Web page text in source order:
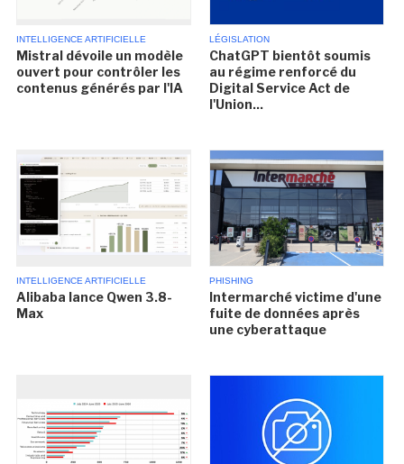
INTELLIGENCE ARTIFICIELLE
Mistral dévoile un modèle
ouvert pour contrôler les
contenus générés par l'IA
LÉGISLATION
ChatGPT bientôt soumis
au régime renforcé du
Digital Service Act de
l'Union...
INTELLIGENCE ARTIFICIELLE
Alibaba lance Qwen 3.8-
Max
PHISHING
Intermarché victime d'une
fuite de données après
une cyberattaque